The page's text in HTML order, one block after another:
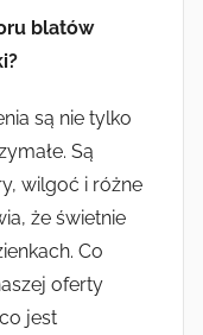
blatów
są nie tylko
Są
wilgoć i różne
że świetnie
Co
oferty
jest